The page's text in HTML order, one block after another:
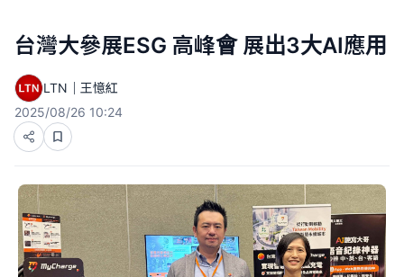
台灣大參展ESG 高峰會 展出3大AI應用
LTN｜王憶紅
2025/08/26 10:24